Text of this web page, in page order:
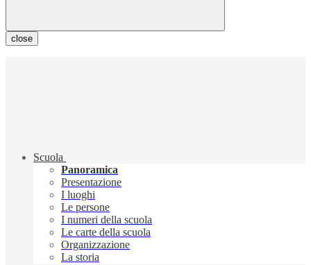
close
Scuola
Panoramica
Presentazione
I luoghi
Le persone
I numeri della scuola
Le carte della scuola
Organizzazione
La storia